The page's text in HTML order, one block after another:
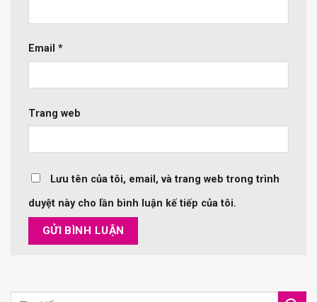
Email *
Trang web
Lưu tên của tôi, email, và trang web trong trình
duyệt này cho lần bình luận kế tiếp của tôi.